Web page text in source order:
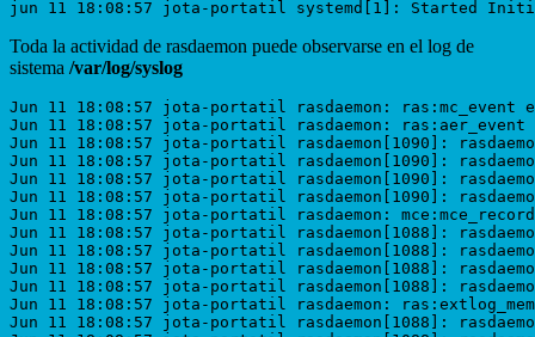
Toda la actividad de rasdaemon puede observarse en el log de
sistema /var/log/syslog
Jun 11 18:08:57 jota-portatil rasdaemon: ras:mc_event
Jun 11 18:08:57 jota-portatil rasdaemon: ras:aer_event
Jun 11 18:08:57 jota-portatil rasdaemon[1090]:
Jun 11 18:08:57 jota-portatil rasdaemon[1090]:
Jun 11 18:08:57 jota-portatil rasdaemon[1090]:
Jun 11 18:08:57 jota-portatil rasdaemon[1090]:
Jun 11 18:08:57 jota-portatil rasdaemon:
Jun 11 18:08:57 jota-portatil rasdaemon[1088]:
Jun 11 18:08:57 jota-portatil rasdaemon[1088]:
Jun 11 18:08:57 jota-portatil rasdaemon[1088]:
Jun 11 18:08:57 jota-portatil rasdaemon[1088]:
Jun 11 18:08:57 jota-portatil rasdaemon:
Jun 11 18:08:57 jota-portatil rasdaemon[1088]: